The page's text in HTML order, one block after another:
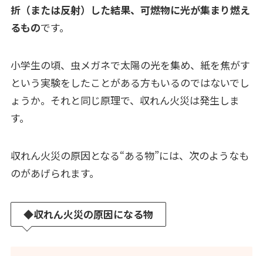
折（または反射）した結果、可燃物に光が集まり燃え
るものです。
小学生の頃、虫メガネで太陽の光を集め、紙を焦がす
という実験をしたことがある方もいるのではないでし
ょうか。それと同じ原理で、収れん火災は発生しま
す。
収れん火災の原因となる“ある物”には、次のようなも
のがあげられます。
◆収れん火災の原因になる物